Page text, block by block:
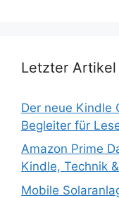
Letzter Artikel
Der neue Kindle
Begleiter für
Amazon Prime
Kindle, Technik
Mobile